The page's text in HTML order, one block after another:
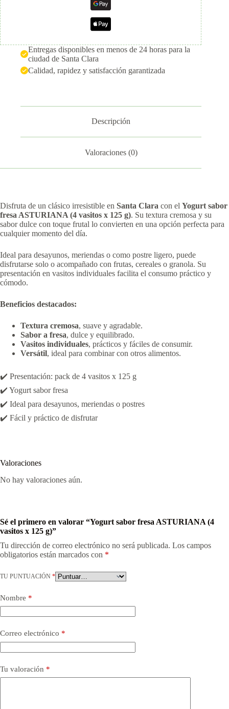
Entregas disponibles en menos de 24 horas para la
ciudad de Santa Clara
Calidad, rapidez y satisfacción garantizada
Descripción
Valoraciones (0)
Disfruta de un clásico irresistible en Santa Clara con el Yogurt sabor
fresa ASTURIANA (4 vasitos x 125 g). Su textura cremosa y su
sabor dulce con toque frutal lo convierten en una opción perfecta para
cualquier momento del día.
Ideal para desayunos, meriendas o como postre ligero, puede
disfrutarse solo o acompañado con frutas, cereales o granola. Su
presentación en vasitos individuales facilita el consumo práctico y
cómodo.
Beneficios destacados:
Textura cremosa, suave y agradable.
Sabor a fresa, dulce y equilibrado.
Vasitos individuales, prácticos y fáciles de consumir.
Versátil, ideal para combinar con otros alimentos.
✔️ Presentación: pack de 4 vasitos x 125 g
✔️ Yogurt sabor fresa
✔️ Ideal para desayunos, meriendas o postres
✔️ Fácil y práctico de disfrutar
Valoraciones
No hay valoraciones aún.
Sé el primero en valorar “Yogurt sabor fresa ASTURIANA (4
vasitos x 125 g)”
Tu dirección de correo electrónico no será publicada. Los campos
obligatorios están marcados con *
TU PUNTUACIÓN *
Nombre *
Correo electrónico *
Tu valoración *